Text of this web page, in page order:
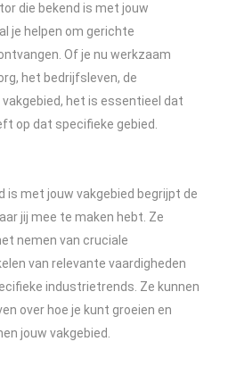
die bekend is met jouw
je helpen om gerichte
Of je nu werkzaam
het bedrijfsleven, de
het is essentieel dat
op dat specifieke gebied.
is met jouw vakgebied begrijpt de
jij mee te maken hebt. Ze
nemen van cruciale
van relevante vaardigheden
industrietrends. Ze kunnen
over hoe je kunt groeien en
jouw vakgebied.